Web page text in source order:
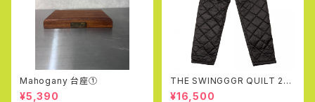
Mahogany 台座①
¥5,390
THE SWINGGGR QUILT 2W
AY PT (BLACK)
¥16,500